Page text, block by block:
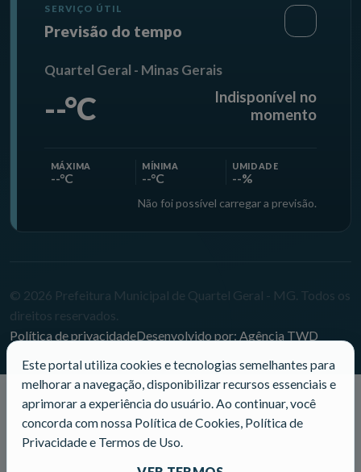
SERVIÇO ÚTIL
Previsão do tempo
Quartel Geral - Minas Gerais
--°C
Indisponível no
momento
MÁXIMA
--°C
MÍNIMA
--°C
UMIDADE
--%
Não foi possível carregar a previsão.
© 2026 Prefeitura Municipal de Quartel Geral - MG. Todos os
direitos reservados.
Política de privacidadeDesenvolvido por: Agência TWD
Este portal utiliza cookies e tecnologias semelhantes para
melhorar a navegação, disponibilizar recursos essenciais e
aprimorar a experiência do usuário. Ao continuar, você
concorda com nossa Política de Cookies, Política de
Privacidade e Termos de Uso.